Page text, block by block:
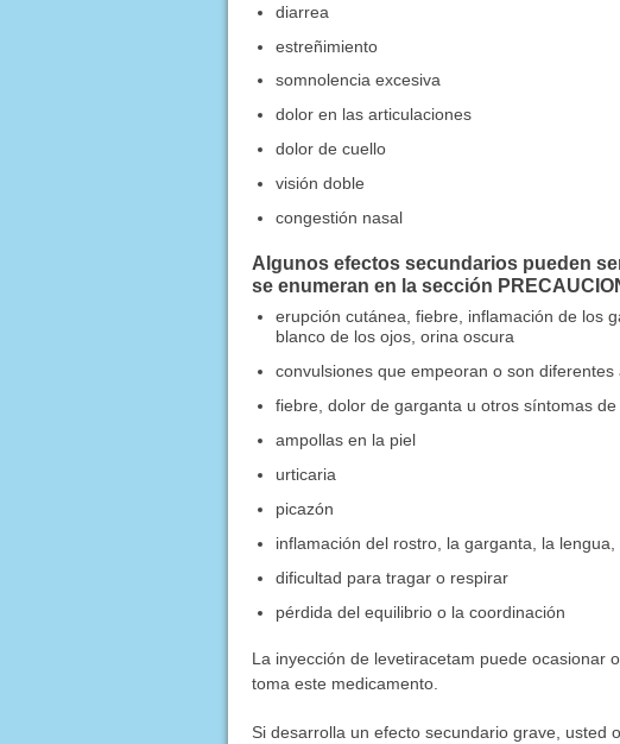
diarrea
estreñimiento
somnolencia excesiva
dolor en las articulaciones
dolor de cuello
visión doble
congestión nasal
Algunos efectos secundarios pueden
se enumeran en la sección
erupción cutánea, fiebre, inflamación de los
blanco de los ojos, orina oscura
convulsiones que empeoran o son
fiebre, dolor de garganta u otros síntomas de
ampollas en la piel
urticaria
picazón
inflamación del rostro, la garganta, la
dificultad para tragar o respirar
pérdida del equilibrio o la coordinación
La inyección de levetiracetam puede ocasionar
toma este medicamento.
Si desarrolla un efecto secundario grave, usted